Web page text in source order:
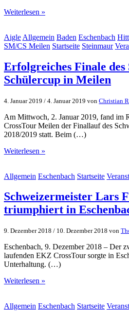
Weiterlesen »
Aigle Allgemein Baden Eschenbach
SM/CS Meilen Startseite Steinmaur
Erfolgreiches Finale des
Schülercup in Meilen
4. Januar 2019 / 4. Januar 2019 von Christian
Am Mittwoch, 2. Januar 2019, fand im
CrossTour Meilen der Finallauf des
2018/2019 statt. Beim (…)
Weiterlesen »
Allgemein Eschenbach Startseite
Schweizermeister Lars
triumphiert in
9. Dezember 2018 / 10. Dezember 2018 von
Eschenbach, 9. Dezember 2018 – Der
laufenden EKZ CrossTour sorgte in
Unterhaltung. (…)
Weiterlesen »
Allgemein Eschenbach Startseite